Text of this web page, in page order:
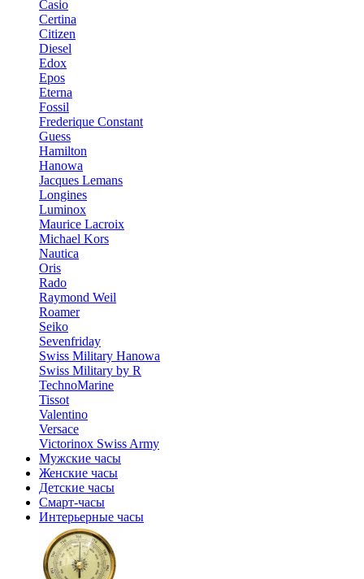
Casio
Certina
Citizen
Diesel
Edox
Epos
Eterna
Fossil
Frederique Constant
Guess
Hamilton
Hanowa
Jacques Lemans
Longines
Luminox
Maurice Lacroix
Michael Kors
Nautica
Oris
Rado
Raymond Weil
Roamer
Seiko
Sevenfriday
Swiss Military Hanowa
Swiss Military by R
TechnoMarine
Tissot
Valentino
Versace
Victorinox Swiss Army
Мужские часы
Женские часы
Детские часы
Смарт-часы
Интерьерные часы